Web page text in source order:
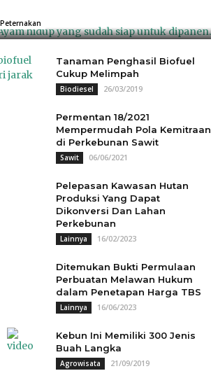
Peternakan
Tanaman Penghasil Biofuel
Cukup Melimpah
Biodiesel 26/03/2019
Permentan 18/2021
Mempermudah Pola Kemitraan
di Perkebunan Sawit
Sawit 06/06/2021
Pelepasan Kawasan Hutan
Produksi Yang Dapat
Dikonversi Dan Lahan
Perkebunan
Lainnya 16/02/2023
Ditemukan Bukti Permulaan
Perbuatan Melawan Hukum
dalam Penetapan Harga TBS
Lainnya 16/06/2023
Kebun Ini Memiliki 300 Jenis
Buah Langka
Agrowisata 21/09/2019